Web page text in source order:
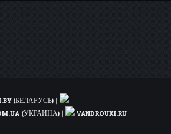
(БЕЛАРУСЬ) |
(УКРАИНА) |
VANDROUKI.RU